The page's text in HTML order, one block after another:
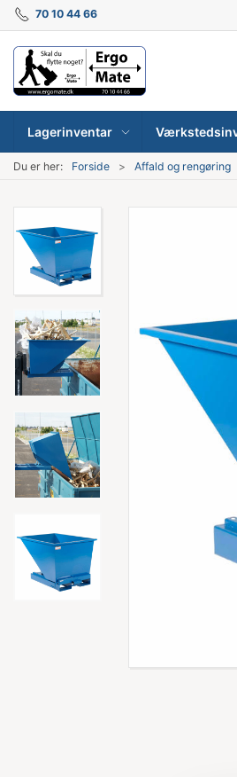
70 10 44 66
Lagerinventar
Du er her: Forside Affald og rengøring